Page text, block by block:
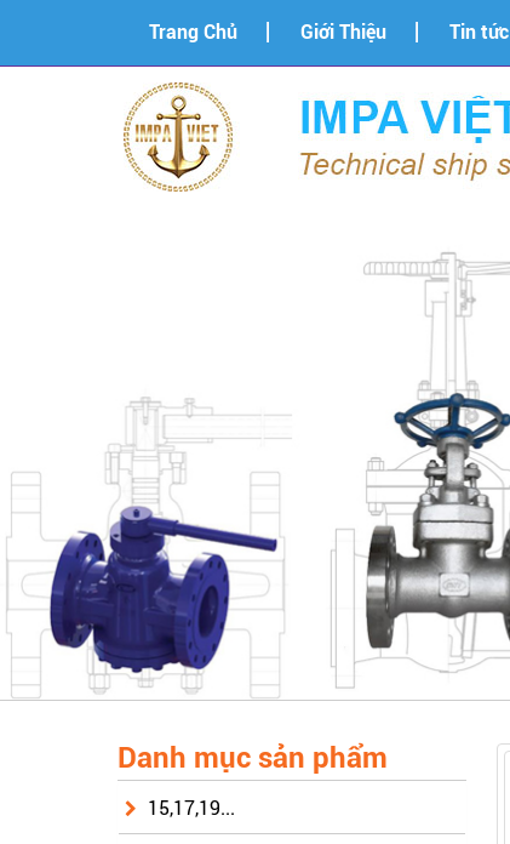
Trang Chủ Giới Thiệu Tin tức
Danh mục sản phẩm
15,17,19...